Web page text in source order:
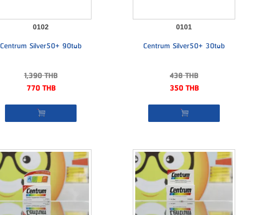
0102
Centrum Silver50+ 90tab
1,390THB
770THB
0101
Centrum Silver50+ 30tab
438THB
350THB